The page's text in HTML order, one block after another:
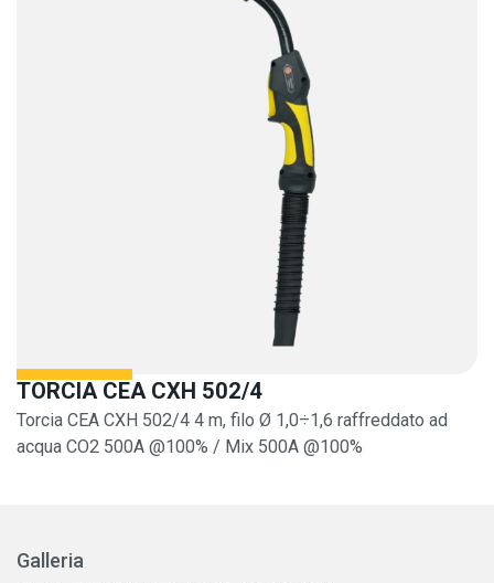
TORCIA CEA CXH 502/4
Torcia CEA CXH 502/4 4 m, filo Ø 1,0÷1,6 raffreddato ad
acqua CO2 500A @100% / Mix 500A @100%
Galleria